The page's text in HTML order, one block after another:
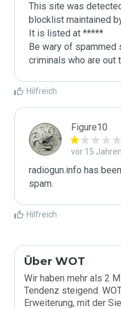
This site was
blocklist maintained
It is listed at *****
Be wary of spammed
criminals who are out
Hilfreich
Figure10
vor 15 Jahren
radiogun.info has
spam.
Hilfreich
Über WOT
Wir haben mehr als 2
Tendenz steigend.
Erweiterung, mit der